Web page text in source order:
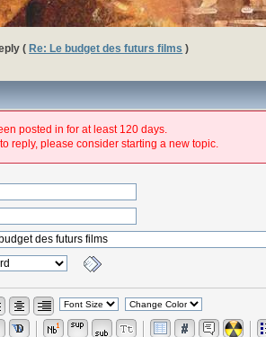
( Re: Le budget des futurs films )
posted in for at least 120 days.
reply, please consider starting a new topic.